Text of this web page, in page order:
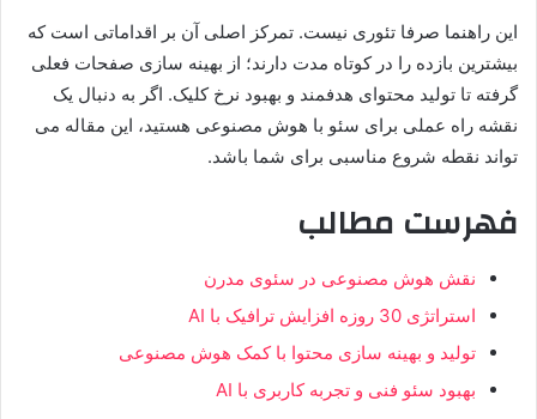
این راهنما صرفا تئوری نیست. تمرکز اصلی آن بر اقداماتی است که
بیشترین بازده را در کوتاه مدت دارند؛ از بهینه سازی صفحات فعلی
گرفته تا تولید محتوای هدفمند و بهبود نرخ کلیک. اگر به دنبال یک
نقشه راه عملی برای سئو با هوش مصنوعی هستید، این مقاله می
تواند نقطه شروع مناسبی برای شما باشد.
فهرست مطالب
نقش هوش مصنوعی در سئوی مدرن
استراتژی 30 روزه افزایش ترافیک با AI
تولید و بهینه سازی محتوا با کمک هوش مصنوعی
بهبود سئو فنی و تجربه کاربری با AI